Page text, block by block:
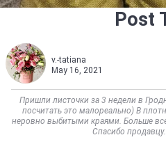
Post
v.-tatiana
May 16, 2021
Пришли листочки за 3 недели в
посчитать это малореально) В
неровно выбитыми краями. Больше
Спасибо